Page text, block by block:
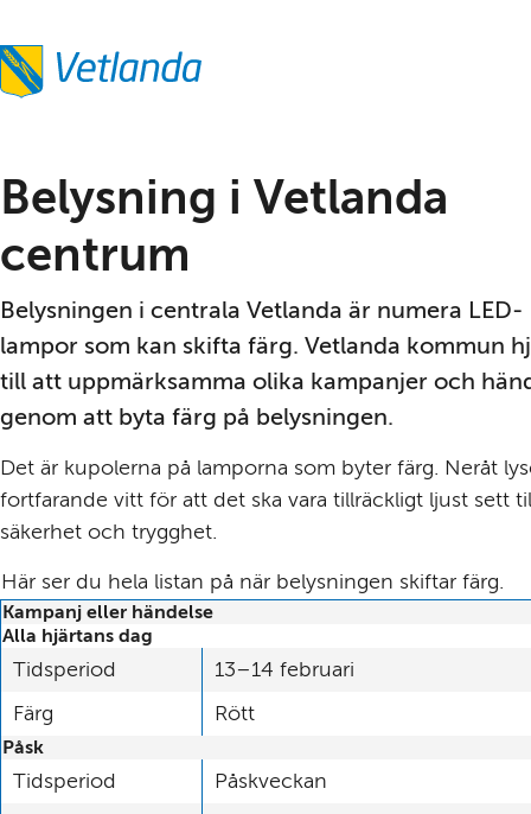
Belysning i Vetlanda
centrum
Belysningen i centrala Vetlanda är numera LED-
lampor som kan skifta färg. Vetlanda kommun
till att uppmärksamma olika kampanjer och
genom att byta färg på belysningen.
Det är kupolerna på lamporna som byter färg. Neråt
fortfarande vitt för att det ska vara tillräckligt ljust sett
säkerhet och trygghet.
Här ser du hela listan på när belysningen skiftar färg.
Kampanj eller händelse
Alla hjärtans dag
Tidsperiod
13–14 februari
Färg
Rött
Påsk
Tidsperiod
Påskveckan